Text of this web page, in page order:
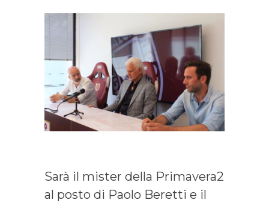
Sarà il mister della Primavera2
al posto di Paolo Beretti e il